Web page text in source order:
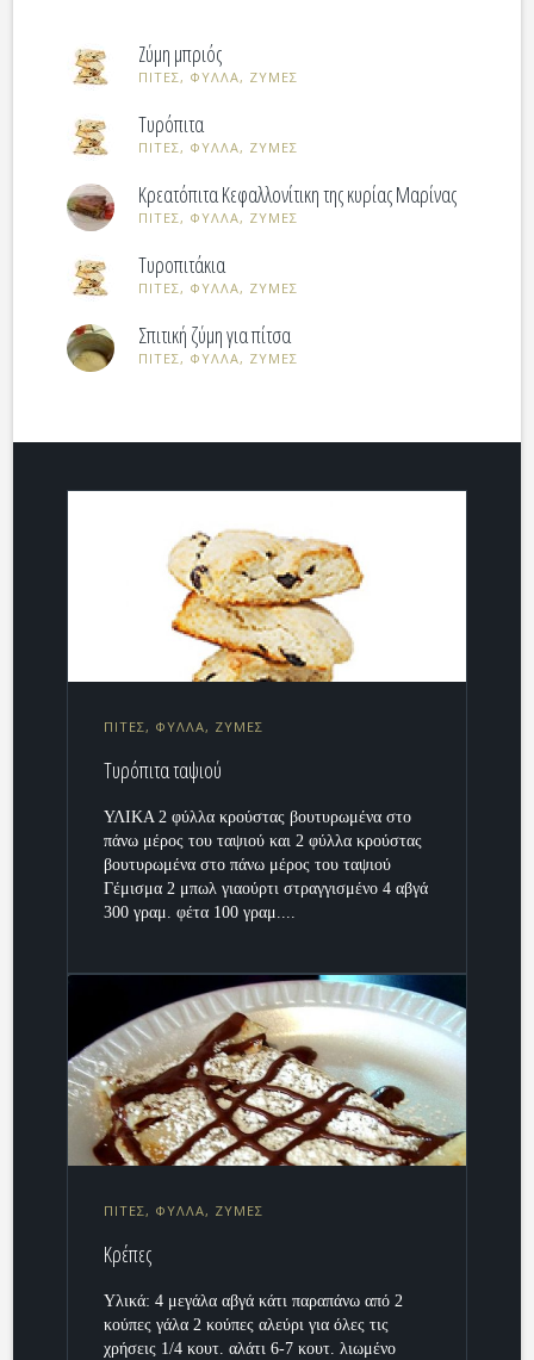
Ζύμη μπριός
ΠΙΤΕΣ, ΦΥΛΛΑ, ΖΥΜΕΣ
Τυρόπιτα
ΠΙΤΕΣ, ΦΥΛΛΑ, ΖΥΜΕΣ
Κρεατόπιτα Κεφαλλονίτικη της κυρίας Μαρίνας
ΠΙΤΕΣ, ΦΥΛΛΑ, ΖΥΜΕΣ
Τυροπιτάκια
ΠΙΤΕΣ, ΦΥΛΛΑ, ΖΥΜΕΣ
Σπιτική ζύμη για πίτσα
ΠΙΤΕΣ, ΦΥΛΛΑ, ΖΥΜΕΣ
ΠΙΤΕΣ, ΦΥΛΛΑ, ΖΥΜΕΣ
Τυρόπιτα ταψιού
ΥΛΙΚΑ 2 φύλλα κρούστας βουτυρωμένα στο
πάνω μέρος του ταψιού και 2 φύλλα κρούστας
βουτυρωμένα στο πάνω μέρος του ταψιού
Γέμισμα 2 μπωλ γιαούρτι στραγγισμένο 4 αβγά
300 γραμ. φέτα 100 γραμ....
ΠΙΤΕΣ, ΦΥΛΛΑ, ΖΥΜΕΣ
Κρέπες
Υλικά: 4 μεγάλα αβγά κάτι παραπάνω από 2
κούπες γάλα 2 κούπες αλεύρι για όλες τις
χρήσεις 1/4 κουτ. αλάτι 6-7 κουτ. λιωμένο